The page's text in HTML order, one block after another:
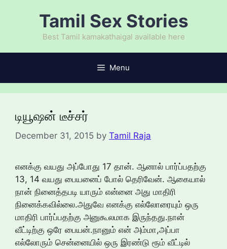
Tamil Sex Stories
Best Tamil kamakathaigal available here
Menu
டியூஷன் டீச்சர்
December 31, 2015 by Tamil Raja
எனக்கு வயது அப்போது 17 தான். ஆனால் பார்ப்பதற்கு
13, 14 வயது பையனைப் போல் தெரிவேன். ஆகையால்
நான் நினைத்தபடி யாரும் என்னை அது மாதிரி
நினைக்கவில்லை.அதுவே எனக்கு எல்லோரையும் ஒரு
மாதிரி பார்ப்பதற்கு அனுகூலமாக இருந்தது.நான்
வீட்டிற்கு ஒரே பையன்.நானும் என் அம்மா,அப்பா
எல்லோரும் சென்னையில் ஒரு இரண்டு ரூம் வீட்டில்